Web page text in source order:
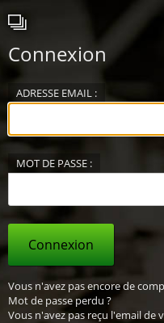
Connexion
ADRESSE EMAIL :
MOT DE PASSE :
Connexion
Vous n'avez pas encore de
Mot de passe perdu ?
Vous n'avez pas reçu l'email de